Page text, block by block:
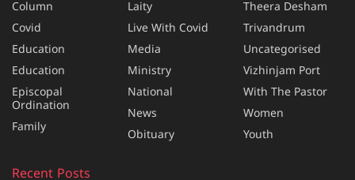
Column
Covid
Education
Education
Episcopal
Ordination
Family
Laity
Live With Covid
Media
Ministry
National
News
Obituary
Theera Desham
Trivandrum
Uncategorised
Vizhinjam Port
With The Pastor
Women
Youth
Recent Posts